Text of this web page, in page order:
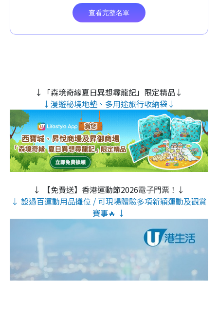
↓「森境奇緣夏日異想尋龍記」限定精品↓
↓漫遊秘境地墊、多用途旅行收納袋↓
↓ 【免費送】香港運動節2026電子門票！↓
↓ 設過百運動用品攤位 / 可現場體驗多項新穎運動及觀賞
賽事🔥 ↓